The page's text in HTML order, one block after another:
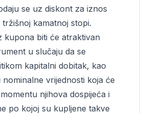
se uz diskont za iznos
kamatnoj stopi.
kupona biti će atraktivan
u slučaju da se
kapitalni dobitak, kao
vrijednosti koja će
njihova dospijeća i
po kojoj su kupljene takve